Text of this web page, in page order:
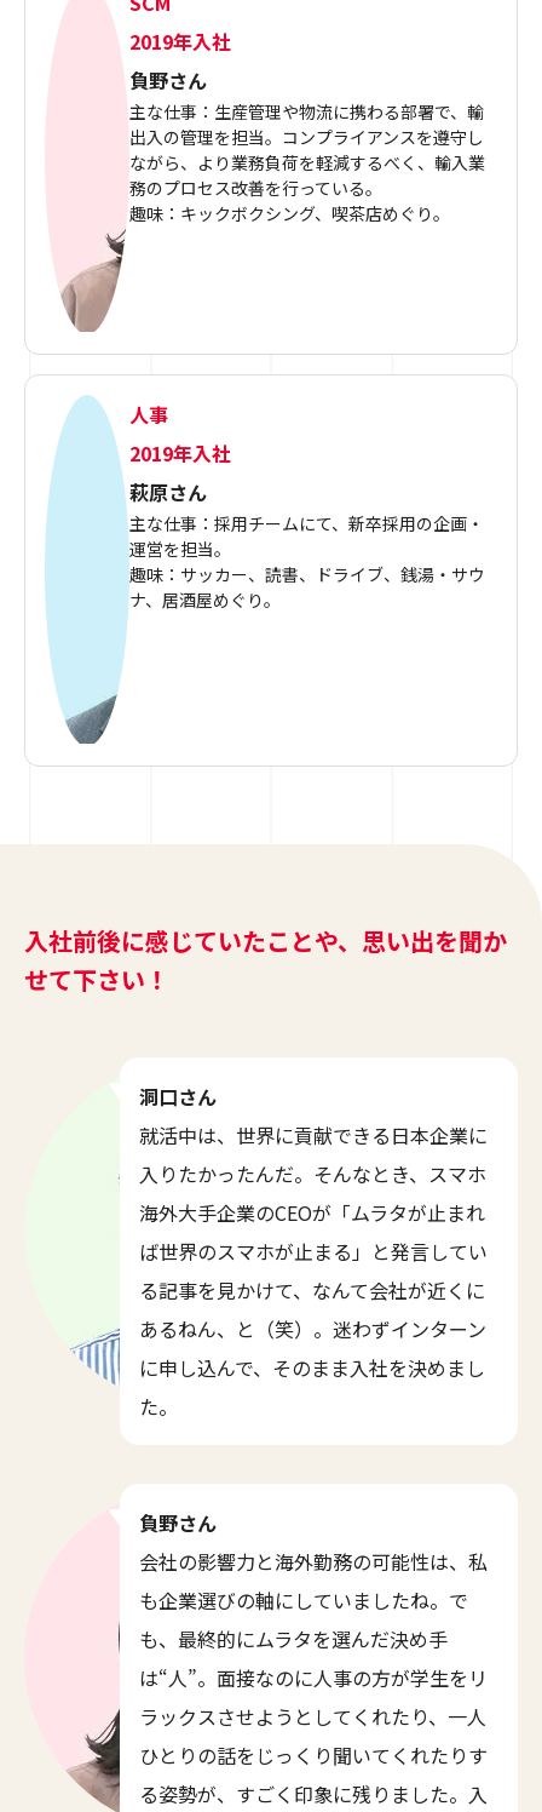
2019年入社
負野さん
主な仕事：生産管理や物流に携わる部署で、輸
出入の管理を担当。コンプライアンスを遵守し
ながら、より業務負荷を軽減するべく、輸入業
務のプロセス改善を行っている。
趣味：キックボクシング、喫茶店めぐり。
人事
2019年入社
萩原さん
主な仕事：採用チームにて、新卒採用の企画・
運営を担当。
趣味：サッカー、読書、ドライブ、銭湯・サウ
ナ、居酒屋めぐり。
入社前後に感じていたことや、思い出を聞か
せて下さい！
洞口さん
就活中は、世界に貢献できる日本企業に
入りたかったんだ。そんなとき、スマホ
海外大手企業のCEOが「ムラタが止まれ
ば世界のスマホが止まる」と発言してい
る記事を見かけて、なんて会社が近くに
あるねん、と（笑）。迷わずインターン
に申し込んで、そのまま入社を決めまし
た。
負野さん
会社の影響力と海外勤務の可能性は、私
も企業選びの軸にしていましたね。で
も、最終的にムラタを選んだ決め手
は“人”。面接なのに人事の方が学生をリ
ラックスさせようとしてくれたり、一人
ひとりの話をじっくり聞いてくれたりす
る姿勢が、すごく印象に残りました。入